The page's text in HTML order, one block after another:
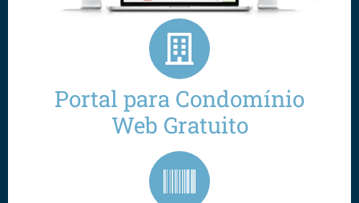
Portal para Condomínio
Web Gratuito